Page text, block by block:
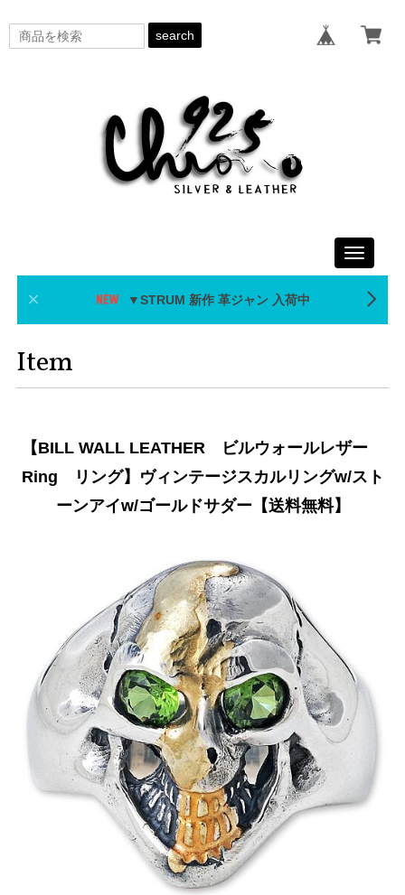
search
Toggle
▼STRUM 新作 革ジャン 入荷中
Item
【BILL WALL LEATHER ビルウォールレザー
Ring リング】ヴィンテージスカルリングw/スト
ーンアイw/ゴールドサダー【送料無料】